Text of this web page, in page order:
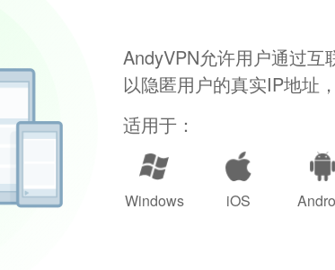
AndyVPN允许用户通过
以隐匿用户的真实IP地址
适用于：
Windows iOS